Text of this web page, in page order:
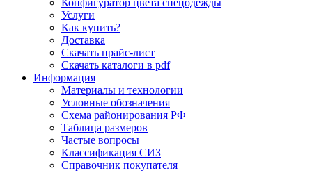
Конфигуратор цвета спецодежды
Услуги
Как купить?
Доставка
Скачать прайс-лист
Скачать каталоги в pdf
Информация
Материалы и технологии
Условные обозначения
Схема районирования РФ
Таблица размеров
Частые вопросы
Классификация СИЗ
Справочник покупателя